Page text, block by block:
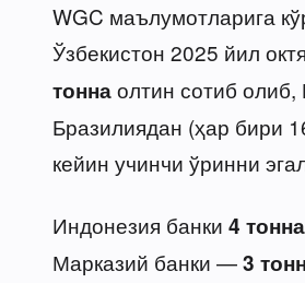
WGC маълумотларига
Ўзбекистон 2025 йил
тоннаолтин сотиб
Бразилиядан (ҳар бири
кейин учинчи ўринни
Индонезия банки 4 тонна
Марказий банки —3